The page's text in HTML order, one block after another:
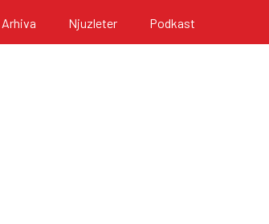
Arhiva Njuzleter Podkast